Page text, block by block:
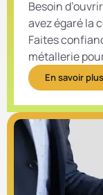
Besoin
avez égaré la
Faites
métallerie
En savoir plus